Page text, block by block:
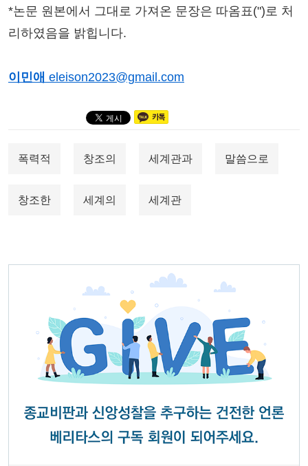
*논문 원본에서 그대로 가져온 문장은 따옴표(")로 처
리하였음을 밝힙니다.
이민애 eleison2023@gmail.com
폭력적 창조의 세계관과 말씀으로
창조한 세계의 세계관